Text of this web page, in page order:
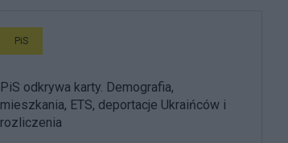
PiS
PiS odkrywa karty. Demografia,
mieszkania, ETS, deportacje Ukraińców i
rozliczenia